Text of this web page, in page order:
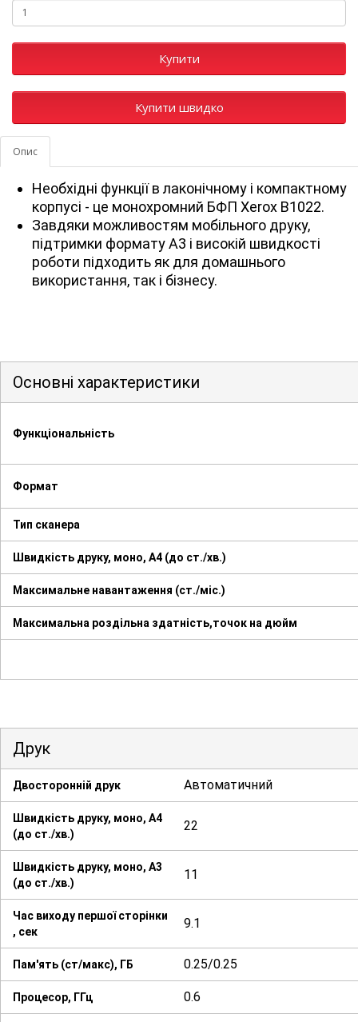
Купити
Купити швидко
Опис
Необхідні функції в лаконічному і компактному
корпусі - це монохромний БФП Xerox B1022.
Завдяки можливостям мобільного друку,
підтримки формату А3 і високій швидкості
роботи підходить як для домашнього
використання, так і бізнесу.
Основні характеристики
Функціональність
Формат
Тип сканера
Швидкість друку, моно, А4 (до ст./хв.)
Максимальне навантаження (ст./міс.)
Максимальна роздільна здатність,точок на дюйм
Друк
Двосторонній друк Автоматичний
Швидкість друку, моно, А4
(до ст./хв.)
22
Швидкість друку, моно, А3
(до ст./хв.)
11
Час виходу першої сторінки
, сек
9.1
Пам'ять (ст/макс), ГБ 0.25/0.25
Процесор, ГГц 0.6